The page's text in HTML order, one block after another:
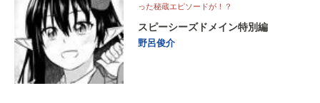
った秘蔵エピソードが！？
スピーシーズドメイン特別編
野呂俊介